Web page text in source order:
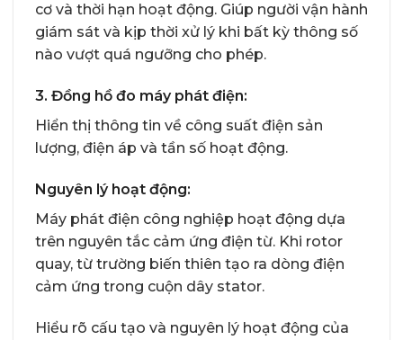
cơ và thời hạn hoạt động. Giúp người vận hành
giám sát và kịp thời xử lý khi bất kỳ thông số
nào vượt quá ngưỡng cho phép.
3. Đồng hồ đo máy phát điện:
Hiển thị thông tin về công suất điện sản
lượng, điện áp và tần số hoạt động.
Nguyên lý hoạt động:
Máy phát điện công nghiệp hoạt động dựa
trên nguyên tắc cảm ứng điện từ. Khi rotor
quay, từ trường biến thiên tạo ra dòng điện
cảm ứng trong cuộn dây stator.
Hiểu rõ cấu tạo và nguyên lý hoạt động của